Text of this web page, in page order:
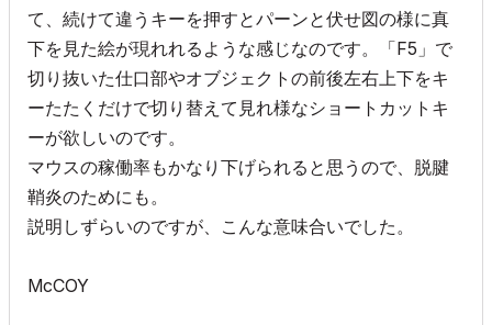
て、続けて違うキーを押すとパーンと伏せ図の様に真
下を見た絵が現れれるような感じなのです。「F5」で
切り抜いた仕口部やオブジェクトの前後左右上下をキ
ーたたくだけで切り替えて見れ様なショートカットキ
ーが欲しいのです。
マウスの稼働率もかなり下げられると思うので、脱腱
鞘炎のためにも。
説明しずらいのですが、こんな意味合いでした。
McCOY